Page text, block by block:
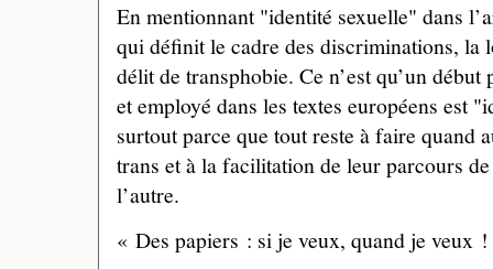
En mentionnant "identité sexuelle" dans
qui définit le cadre des discriminations, la
délit de transphobie. Ce n’est qu’un
et employé dans les textes européens est
surtout parce que tout reste à faire quand
trans et à la facilitation de leur parcours
l’autre.
« Des papiers : si je veux, quand je veux